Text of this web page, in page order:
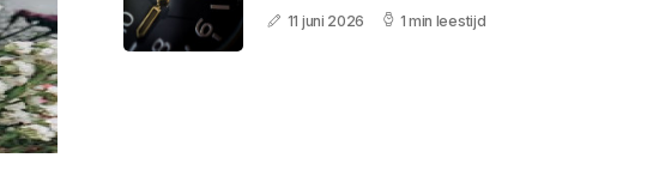
11 juni 2026 1 min leestijd